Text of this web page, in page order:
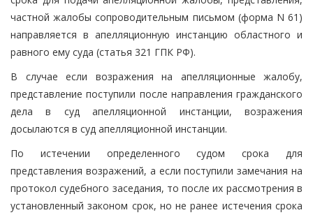
частной жалобы сопроводительным письмом (форма N 61)
направляется в апелляционную инстанцию областного и
равного ему суда (статья 321 ГПК РФ).
В случае если возражения на апелляционные жалобу,
представление поступили после направления гражданского
дела в суд апелляционной инстанции, возражения
досылаются в суд апелляционной инстанции.
По истечении определенного судом срока для
представления возражений, а если поступили замечания на
протокол судебного заседания, то после их рассмотрения в
установленный законом срок, но не ранее истечения срока